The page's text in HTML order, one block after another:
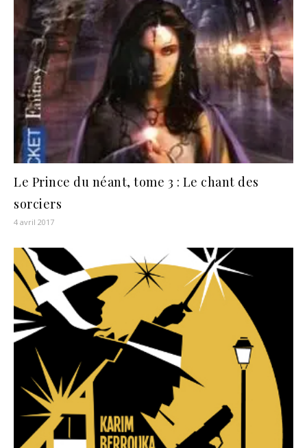
Le Prince du néant, tome 3 : Le chant des
sorciers
4 avril 2017